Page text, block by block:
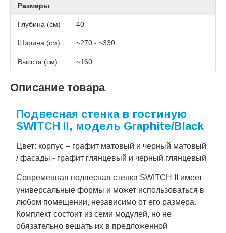
Размеры
Глубина (см) 40
Ширина (см) ~270 - ~330
Высота (см) ~160
Описание товара
Подвесная стенка в гостиную
SWITCH II, модель Graphite/Black
Цвет: корпус – графит матовый и черный матовый
/ фасады - графит глянцевый и черный глянцевый
Современная подвесная стенка SWITCH II имеет
универсальные формы и может использоваться в
любом помещении, независимо от его размера.
Комплект состоит из семи модулей, но не
обязательно вешать их в предложенной